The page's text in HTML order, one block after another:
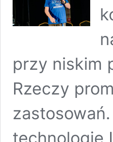
przy niskim
Rzeczy
technologię